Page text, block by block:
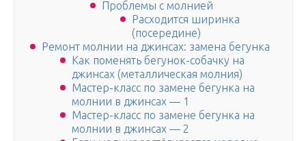
Проблемы с молнией
Расходится ширинка
(посередине)
Ремонт молнии на джинсах: замена бегунка
Как поменять бегунок-собачку на
джинсах (металлическая молния)
Мастер-класс по замене бегунка на
молнии в джинсах — 1
Мастер-класс по замене бегунка на
молнии в джинсах — 2